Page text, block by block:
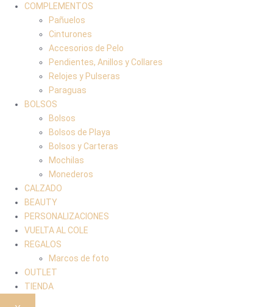
COMPLEMENTOS
Pañuelos
Cinturones
Accesorios de Pelo
Pendientes, Anillos y Collares
Relojes y Pulseras
Paraguas
BOLSOS
Bolsos
Bolsos de Playa
Bolsos y Carteras
Mochilas
Monederos
CALZADO
BEAUTY
PERSONALIZACIONES
VUELTA AL COLE
REGALOS
Marcos de foto
OUTLET
TIENDA